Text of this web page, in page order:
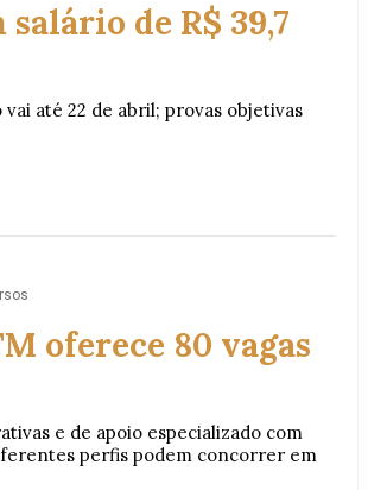
de R$ 39,7
até 22 de abril; provas objetivas
oferece 80 vagas
e de apoio especializado com
perfis podem concorrer em